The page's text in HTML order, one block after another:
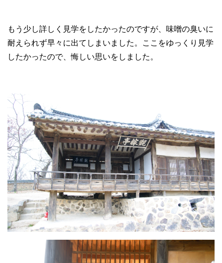
もう少し詳しく見学をしたかったのですが、味噌の臭いに
耐えられず早々に出てしまいました。ここをゆっくり見学
したかったので、悔しい思いをしました。